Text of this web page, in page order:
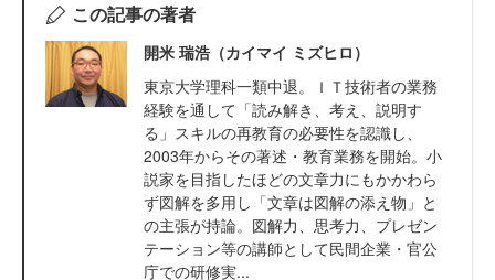
この記事の著者
開米 瑞浩（カイマイ ミズヒロ）
東京大学理科一類中退。ＩＴ技術者の業務
経験を通して「読み解き、考え、説明す
る」スキルの再教育の必要性を認識し、
2003年からその著述・教育業務を開始。小
説家を目指したほどの文章力にもかかわら
ず図解を多用し「文章は図解の添え物」と
の主張が持論。図解力、思考力、プレゼン
テーション等の講師として民間企業・官公
庁での研修実...